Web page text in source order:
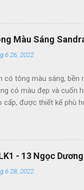
Màu Sáng
6 26, 2022
có tông màu sáng, bền
có màu đẹp và cuốn
cấp, được thiết kế phù
hơn Nước Sơn
cho móng, giúp
không gây vàng móng,
- 13 Ngọc
6 28, 2022